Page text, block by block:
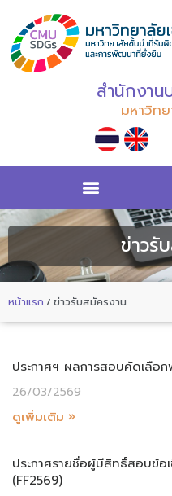
สำนักงาน
มหาวิท
ข่าวรั
หน้าแรก / ข่าวรับสมัครงาน
ประกาศฯ ผลการสอบคัดเลือก
26/03/2569
ดูเพิ่มเติม »
ประกาศรายชื่อผู้มีสิทธิ์สอบข้อ
(FF2569)